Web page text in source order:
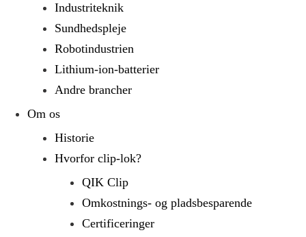
Industriteknik
Sundhedspleje
Robotindustrien
Lithium-ion-batterier
Andre brancher
Om os
Historie
Hvorfor clip-lok?
QIK Clip
Omkostnings- og pladsbesparende
Certificeringer